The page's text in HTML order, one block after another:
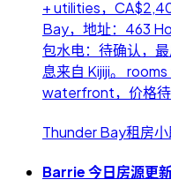
+ utilities，
Bay，地址：463
包水电：待确认，
息来自 Kijiji。
waterfront，价格
Thunder Bay租房
Barrie 今日房源更